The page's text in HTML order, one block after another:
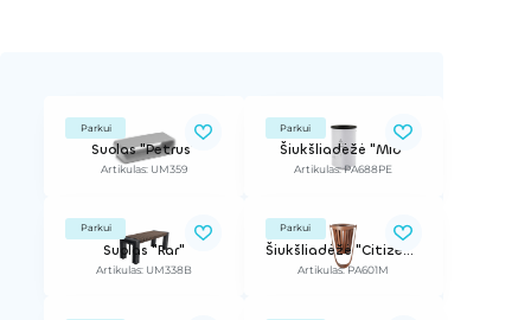
Parkui
Suolas "Petrus"
Artikulas: UM359
Parkui
Šiukšliadėžė "Mid"
Artikulas: PA688PE
Parkui
Suolas "Rar"
Artikulas: UM338B
Parkui
Šiukšliadėžė "Citizen M"
Artikulas: PA601M